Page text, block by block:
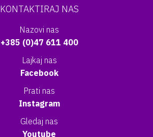
KONTAKTIRAJ NAS
Nazovi nas
+385 (0)47 611 400
Lajkaj nas
Facebook
Prati nas
Instagram
Gledaj nas
Youtube